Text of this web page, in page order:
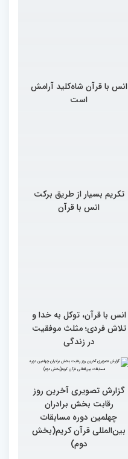
انس با قرآن شاه‌کلید آرامش
است
تکریم بسیار از طریق برکت
انس با قرآن
انس با قرآن، توکل به خدا و
تلاش فردی؛ مثلث موفقیت
در زندگی
گزارش تصویری آخرین روز
رقابت بخش برادران